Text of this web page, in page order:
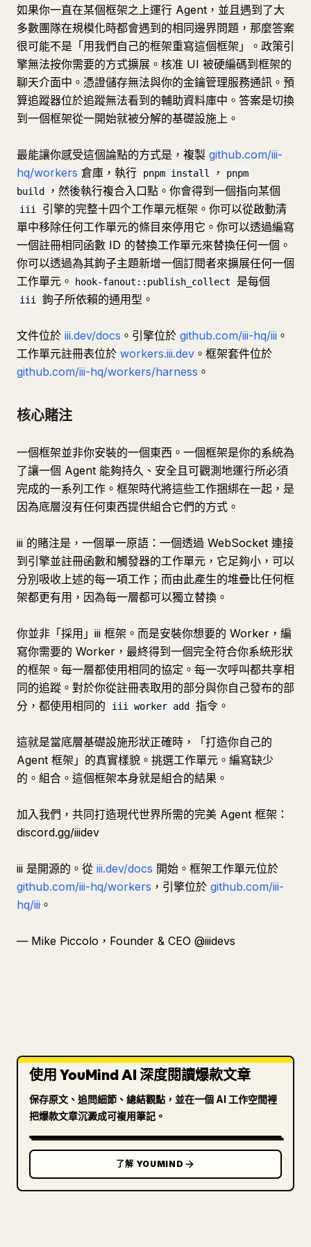
如果你一直在某個框架之上運行 Agent，並且遇到了大
多數團隊在規模化時都會遇到的相同邊界問題，那麼答案
很可能不是「用我們自己的框架重寫這個框架」。政策引
擎無法按你需要的方式擴展。核准 UI 被硬編碼到框架的
聊天介面中。憑證儲存無法與你的金鑰管理服務通訊。預
算追蹤器位於追蹤無法看到的輔助資料庫中。答案是切換
到一個框架從一開始就被分解的基礎設施上。
最能讓你感受這個論點的方式是，複製 github.com/iii-
hq/workers 倉庫，執行 pnpm install ，
pnpm
build
，然後執行複合入口點。你會得到一個指向某個
iii
引擎的完整十四个工作單元框架。你可以從啟動清
單中移除任何工作單元的條目來停用它。你可以透過編寫
一個註冊相同函數 ID 的替換工作單元來替換任何一個。
你可以透過為其鉤子主題新增一個訂閱者來擴展任何一個
工作單元。
hook-fanout::publish_collect 是每個
iii 鉤子所依賴的通用型。
文件位於 iii.dev/docs 。引擎位於 github.com/iii-hq/iii 。
工作單元註冊表位於 workers.iii.dev 。框架套件位於
github.com/iii-hq/workers/harness 。
核心賭注
一個框架並非你安裝的一個東西。一個框架是你的系統為
了讓一個 Agent 能夠持久、安全且可觀測地運行所必須
完成的一系列工作。框架時代將這些工作捆綁在一起，是
因為底層沒有任何東西提供組合它們的方式。
iii 的賭注是，一個單一原語：一個透過 WebSocket 連接
到引擎並註冊函數和觸發器的工作單元，它足夠小，可以
分別吸收上述的每一項工作；而由此產生的堆疊比任何框
架都更有用，因為每一層都可以獨立替換。
你並非「採用」iii 框架。而是安裝你想要的 Worker，編
寫你需要的 Worker，最終得到一個完全符合你系統形狀
的框架。每一層都使用相同的協定。每一次呼叫都共享相
同的追蹤。對於你從註冊表取用的部分與你自己發布的部
分，都使用相同的
iii worker add 指令。
這就是當底層基礎設施形狀正確時，「打造你自己的
Agent 框架」的真實樣貌。挑選工作單元。編寫缺少
的。組合。這個框架本身就是組合的結果。
加入我們，共同打造現代世界所需的完美 Agent 框架：
discord.gg/iiidev
iii 是開源的。從 iii.dev/docs 開始。框架工作單元位於
github.com/iii-hq/workers ，引擎位於 github.com/iii-
hq/iii 。
— Mike Piccolo，Founder & CEO @iiidevs
使用 YouMind AI 深度閱讀爆款文章
保存原文、追問細節、總結觀點，並在一個 AI 工作空間裡
把爆款文章沉澱成可複用筆記。
了解 YOUMIND